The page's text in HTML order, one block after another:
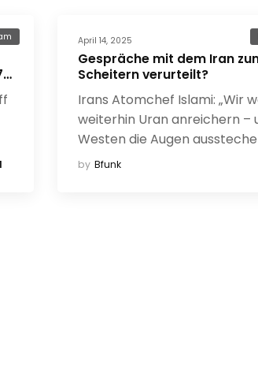
April 14, 2025
Gespräche mit dem Iran
Scheitern verurteilt?
Irans Atomchef Islami: „Wir
weiterhin Uran anreichern –
Westen die Augen
by Bfunk